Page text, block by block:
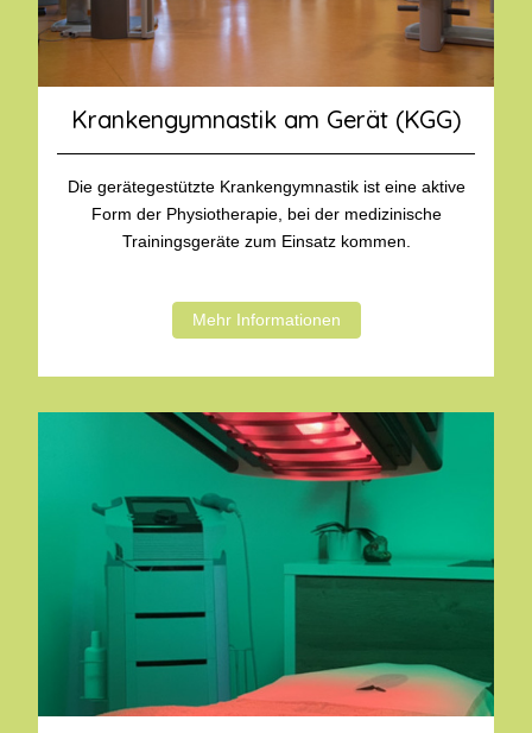
Krankengymnastik am Gerät (KGG)
Die gerätegestützte Krankengymnastik ist eine aktive
Form der Physiotherapie, bei der medizinische
Trainingsgeräte zum Einsatz kommen.
Mehr Informationen